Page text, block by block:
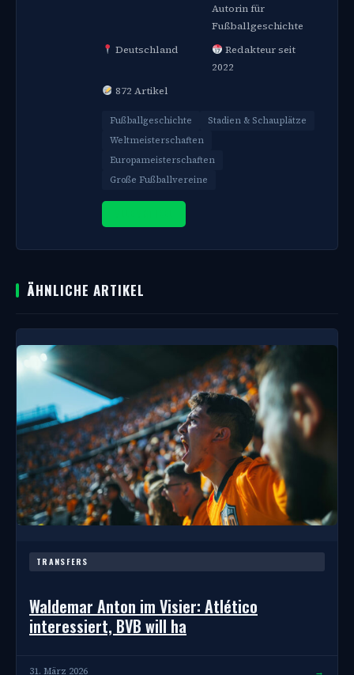
Autorin für
Fußballgeschichte
Deutschland
Redakteur seit
2022
872 Artikel
Fußballgeschichte
Stadien & Schauplätze
Weltmeisterschaften
Europameisterschaften
Große Fußballvereine
ÄHNLICHE ARTIKEL
TRANSFERS
Waldemar Anton im Visier: Atlético
interessiert, BVB will ha
31. März 2026 →